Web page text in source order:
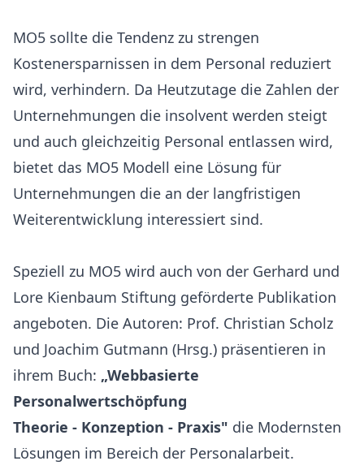
MO5 sollte die Tendenz zu strengen
Kostenersparnissen in dem Personal reduziert
wird, verhindern. Da Heutzutage die Zahlen der
Unternehmungen die insolvent werden steigt
und auch gleichzeitig Personal entlassen wird,
bietet das MO5 Modell eine Lösung für
Unternehmungen die an der langfristigen
Weiterentwicklung interessiert sind.
Speziell zu MO5 wird auch von der Gerhard und
Lore Kienbaum Stiftung geförderte Publikation
angeboten. Die Autoren: Prof. Christian Scholz
und Joachim Gutmann (Hrsg.) präsentieren in
ihrem Buch: „Webbasierte
Personalwertschöpfung
Theorie - Konzeption - Praxis" die Modernsten
Lösungen im Bereich der Personalarbeit.